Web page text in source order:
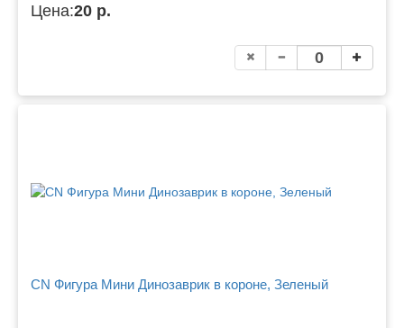
Цена:20 р.
CN Фигура Мини Динозаврик в короне, Зеленый